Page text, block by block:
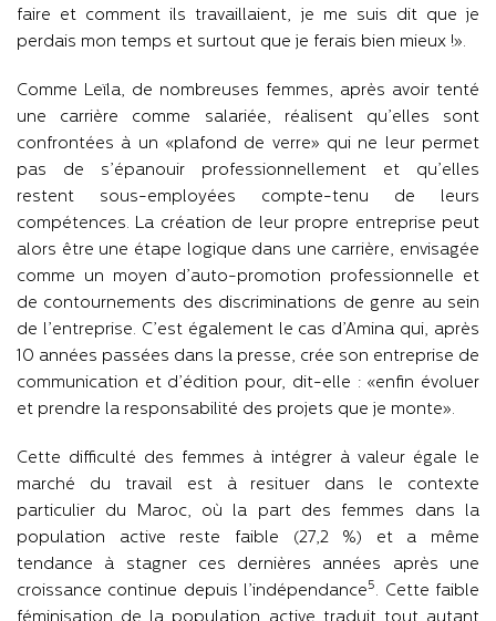
faire et comment ils travaillaient, je me suis dit que je
perdais mon temps et surtout que je ferais bien mieux !».
Comme Leïla, de nombreuses femmes, après avoir tenté
une carrière comme salariée, réalisent qu’elles sont
confrontées à un «plafond de verre» qui ne leur permet
pas de s’épanouir professionnellement et qu’elles
restent sous-employées compte-tenu de leurs
compétences. La création de leur propre entreprise peut
alors être une étape logique dans une carrière, envisagée
comme un moyen d’auto-promotion professionnelle et
de contournements des discriminations de genre au sein
de l’entreprise. C’est également le cas d’Amina qui, après
10 années passées dans la presse, crée son entreprise de
communication et d’édition pour, dit-elle : «enfin évoluer
et prendre la responsabilité des projets que je monte».
Cette difficulté des femmes à intégrer à valeur égale le
marché du travail est à resituer dans le contexte
particulier du Maroc, où la part des femmes dans la
population active reste faible (27,2 %) et a même
tendance à stagner ces dernières années après une
croissance continue depuis l’indépendance5. Cette faible